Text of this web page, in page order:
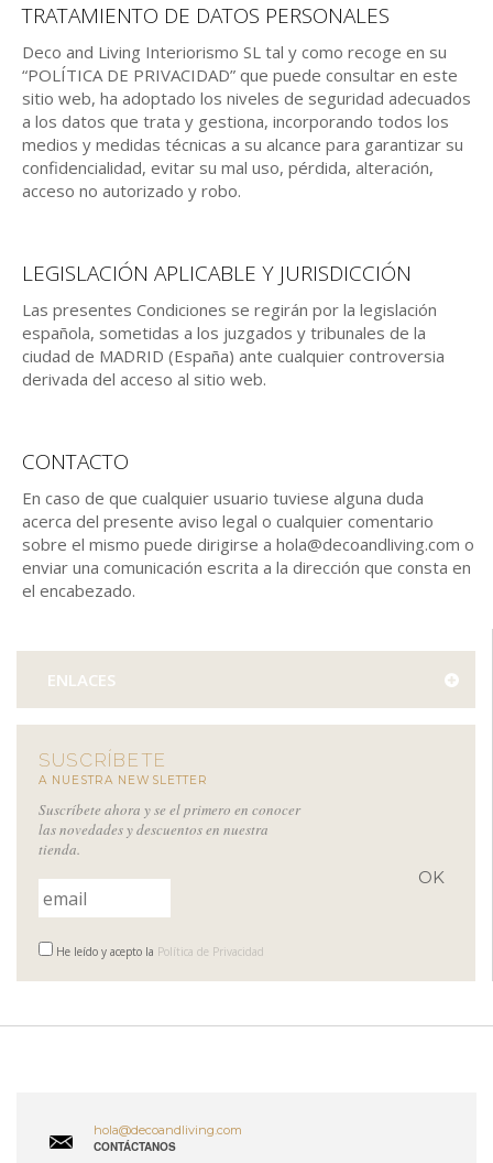
TRATAMIENTO DE DATOS PERSONALES
Deco and Living Interiorismo SL tal y como recoge en su
“POLÍTICA DE PRIVACIDAD” que puede consultar en este
sitio web, ha adoptado los niveles de seguridad adecuados
a los datos que trata y gestiona, incorporando todos los
medios y medidas técnicas a su alcance para garantizar su
confidencialidad, evitar su mal uso, pérdida, alteración,
acceso no autorizado y robo.
LEGISLACIÓN APLICABLE Y JURISDICCIÓN
Las presentes Condiciones se regirán por la legislación
española, sometidas a los juzgados y tribunales de la
ciudad de MADRID (España) ante cualquier controversia
derivada del acceso al sitio web.
CONTACTO
En caso de que cualquier usuario tuviese alguna duda
acerca del presente aviso legal o cualquier comentario
sobre el mismo puede dirigirse a hola@decoandliving.com o
enviar una comunicación escrita a la dirección que consta en
el encabezado.
ENLACES
SUSCRÍBETE
A NUESTRA NEWSLETTER
Suscríbete ahora y se el primero en conocer
las novedades y descuentos en nuestra
tienda.
He leído y acepto la Política de Privacidad
hola@decoandliving.com
CONTÁCTANOS